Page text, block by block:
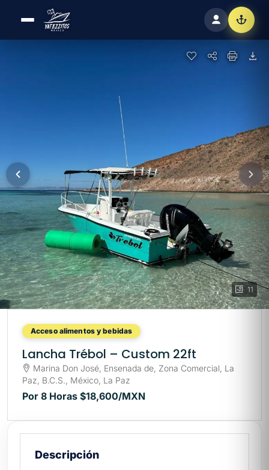
11
Acceso alimentos y bebidas
Lancha Trébol – Custom 22ft
Marina Don José, Ensenada de, Zona Comercial, La
Paz, B.C.S., México, La Paz
Por 8 Horas $18,600/MXN
Descripción